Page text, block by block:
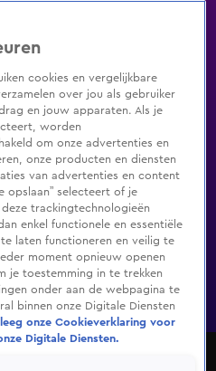
Zenders Genres
Shop
De Bondgenoten
cookies en vergelijkbare
over jou als gebruiker
en jouw apparaten. Als je
worden
om onze advertenties en
onze producten en diensten
van advertenties en content
opslaan” selecteert of je
trackingtechnologieën
enkel functionele en essentiële
laten functioneren en veilig te
moment opnieuw openen
je toestemming in te trekken
onder aan de webpagina te
binnen onze Digitale Diensten
onze Cookieverklaring voor
Digitale Diensten.